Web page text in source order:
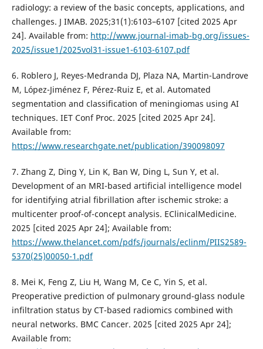
radiology: a review of the basic concepts, applications, and
challenges. J IMAB. 2025;31(1):6103–6107 [cited 2025 Apr
24]. Available from: http://www.journal-imab-bg.org/issues-
2025/issue1/2025vol31-issue1-6103-6107.pdf
6. Roblero J, Reyes-Medranda DJ, Plaza NA, Martin-Landrove
M, López-Jiménez F, Pérez-Ruiz E, et al. Automated
segmentation and classification of meningiomas using AI
techniques. IET Conf Proc. 2025 [cited 2025 Apr 24].
Available from:
https://www.researchgate.net/publication/390098097
7. Zhang Z, Ding Y, Lin K, Ban W, Ding L, Sun Y, et al.
Development of an MRI-based artificial intelligence model
for identifying atrial fibrillation after ischemic stroke: a
multicenter proof-of-concept analysis. EClinicalMedicine.
2025 [cited 2025 Apr 24]; Available from:
https://www.thelancet.com/pdfs/journals/eclinm/PIIS2589-
5370(25)00050-1.pdf
8. Mei K, Feng Z, Liu H, Wang M, Ce C, Yin S, et al.
Preoperative prediction of pulmonary ground-glass nodule
infiltration status by CT-based radiomics combined with
neural networks. BMC Cancer. 2025 [cited 2025 Apr 24];
Available from: